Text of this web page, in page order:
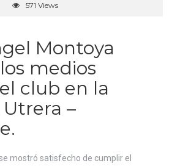
571 Views
Montoya
medios
club en la
–
mostró satisfecho de cumplir el